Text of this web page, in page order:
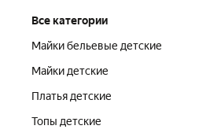
Все категории
Майки бельевые детские
Майки детские
Платья детские
Топы детские